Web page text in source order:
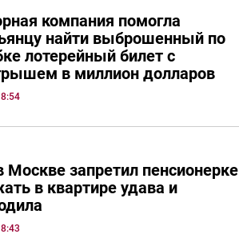
компания помогла
найти выброшенный по
лотерейный билет с
в миллион долларов
Москве запретил пенсионерке
в квартире удава и